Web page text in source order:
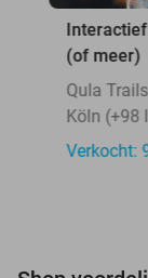
(of meer)
Qula Trails
Köln (+98
Verkocht: